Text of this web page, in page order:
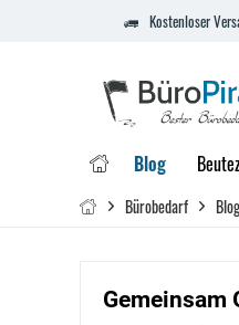
Kostenloser
Blog
Bürobedarf Blog
Gemeinsam